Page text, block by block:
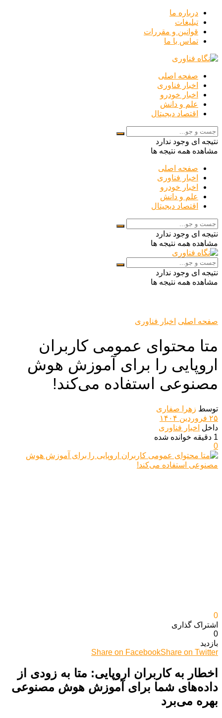
درباره ما
تبلیغات
قوانین و مقررات
تماس با ما
صفحه اصلی
اخبار فناوری
اخبار خودرو
علم و دانش
اقتصاد دیجیتال
نتیجه ای وجود ندارد
مشاهده همه نتیجه ها
صفحه اصلی
اخبار فناوری
اخبار خودرو
علم و دانش
اقتصاد دیجیتال
نتیجه ای وجود ندارد
مشاهده همه نتیجه ها
نتیجه ای وجود ندارد
مشاهده همه نتیجه ها
صفحه اصلی اخبار فناوری
متا محتوای عمومی کاربران
اروپایی را برای آموزش هوش
مصنوعی استفاده می‌کند!
توسط زهرا صفاری
۲۵ فروردین ۱۴۰۴
داخل اخبار فناوری
1 دقیقه خوانده شده
0
0
اشتراک گذاری‌
0
بازدید
Share on FacebookShare on Twitter
اخطار به کاربران اروپایی: متا به زودی از
داده‌های شما برای آموزش هوش مصنوعی
بهره می‌برد